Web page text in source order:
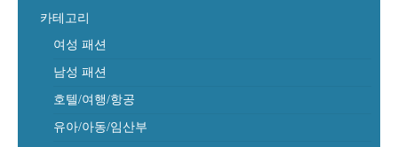
카테고리
여성 패션
남성 패션
호텔/여행/항공
유아/아동/임산부